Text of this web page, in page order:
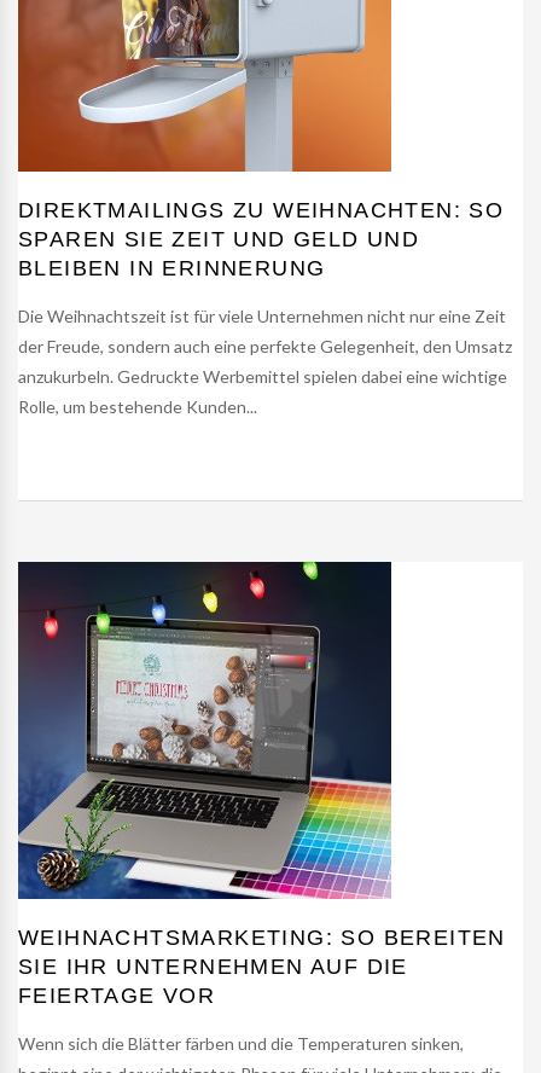
DIREKTMAILINGS ZU WEIHNACHTEN: SO
SPAREN SIE ZEIT UND GELD UND
BLEIBEN IN ERINNERUNG
Die Weihnachtszeit ist für viele Unternehmen nicht nur eine Zeit
der Freude, sondern auch eine perfekte Gelegenheit, den Umsatz
anzukurbeln. Gedruckte Werbemittel spielen dabei eine wichtige
Rolle, um bestehende Kunden...
WEIHNACHTSMARKETING: SO BEREITEN
SIE IHR UNTERNEHMEN AUF DIE
FEIERTAGE VOR
Wenn sich die Blätter färben und die Temperaturen sinken,